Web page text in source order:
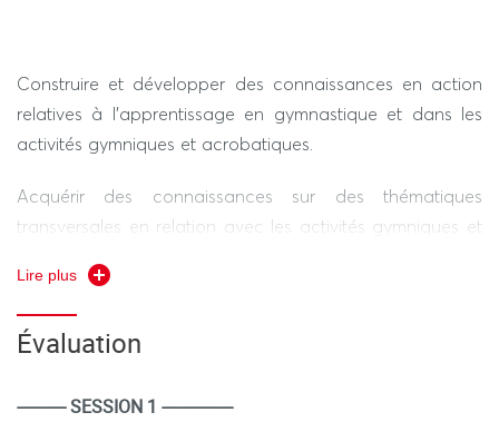
Construire et développer des connaissances en action
relatives à l’apprentissage en gymnastique et dans les
activités gymniques et acrobatiques.
Acquérir des connaissances sur des thématiques
transversales en relation avec les activités gymniques et
pédagogique relative à des thématiques gymniques.
Acquérir les principes (Musculation, physiologie de
gymniques.
Lire plus
Évaluation
----------- SESSION 1 ----------------